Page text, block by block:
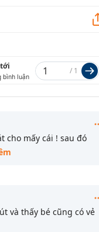
bình luận
/ 1
cho mấy cái ! sau đó
và thấy bé cũng có vẻ